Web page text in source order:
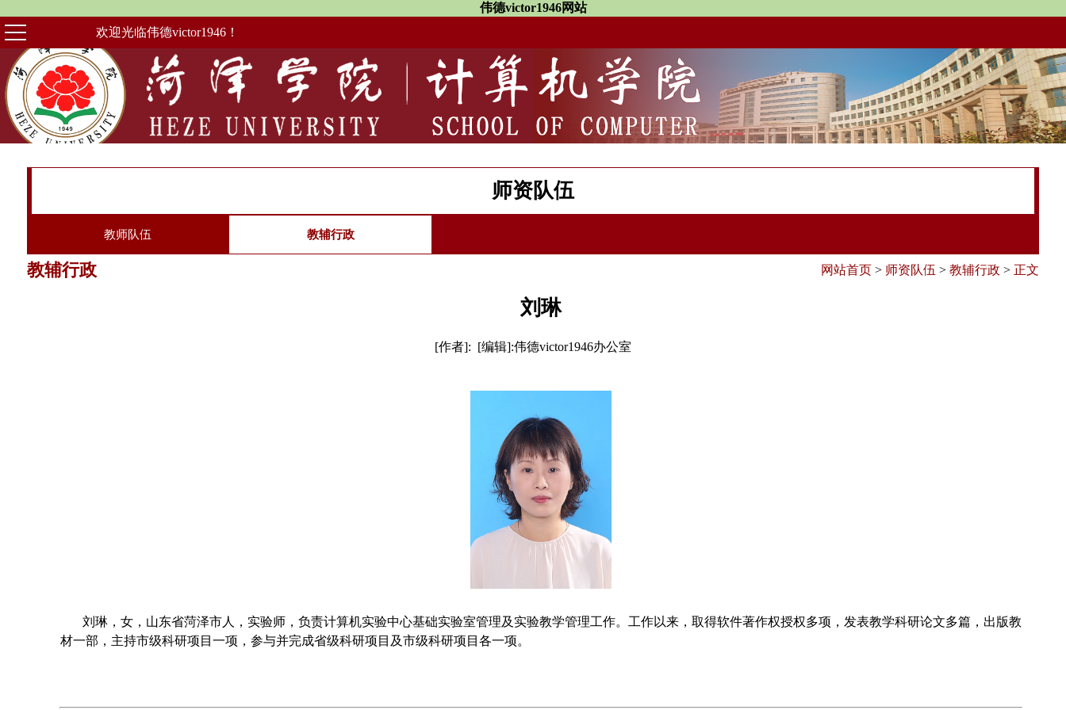
伟德victor1946网站
欢迎光临伟德victor1946！
师资队伍
教师队伍 教辅行政
教辅行政 网站首页 > 师资队伍 > 教辅行政 > 正文
刘琳
[作者]: [编辑]:伟德victor1946办公室
刘琳，女，山东省菏泽市人，实验师，负责计算机实验中心基础实验室管理及实验教学管理工作。工作以来，取得软件著作权授权多项，发表教学科研论文多篇，出版教
材一部，主持市级科研项目一项，参与并完成省级科研项目及市级科研项目各一项。